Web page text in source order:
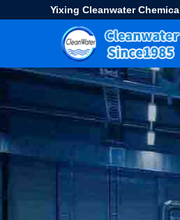
Yixing Cleanwater